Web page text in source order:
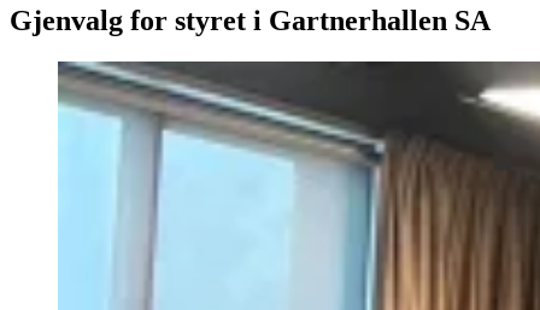
Gjenvalg for styret i Gartnerhallen SA